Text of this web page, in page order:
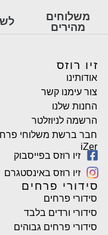
משלוחים
מהירים
זיו רוזס
אודותינו
צור עימנו קשר
החנות שלנו
הרשמה לניוזלטר
חבר ברשת משלוחי
iZer
זיו רוזס בפייסבוק
זיו רוזס באינסטגרם
סידורי פרחים
סידורי פרחים
סידורי ורדים בלבד
סידורי פרחים גבוהים